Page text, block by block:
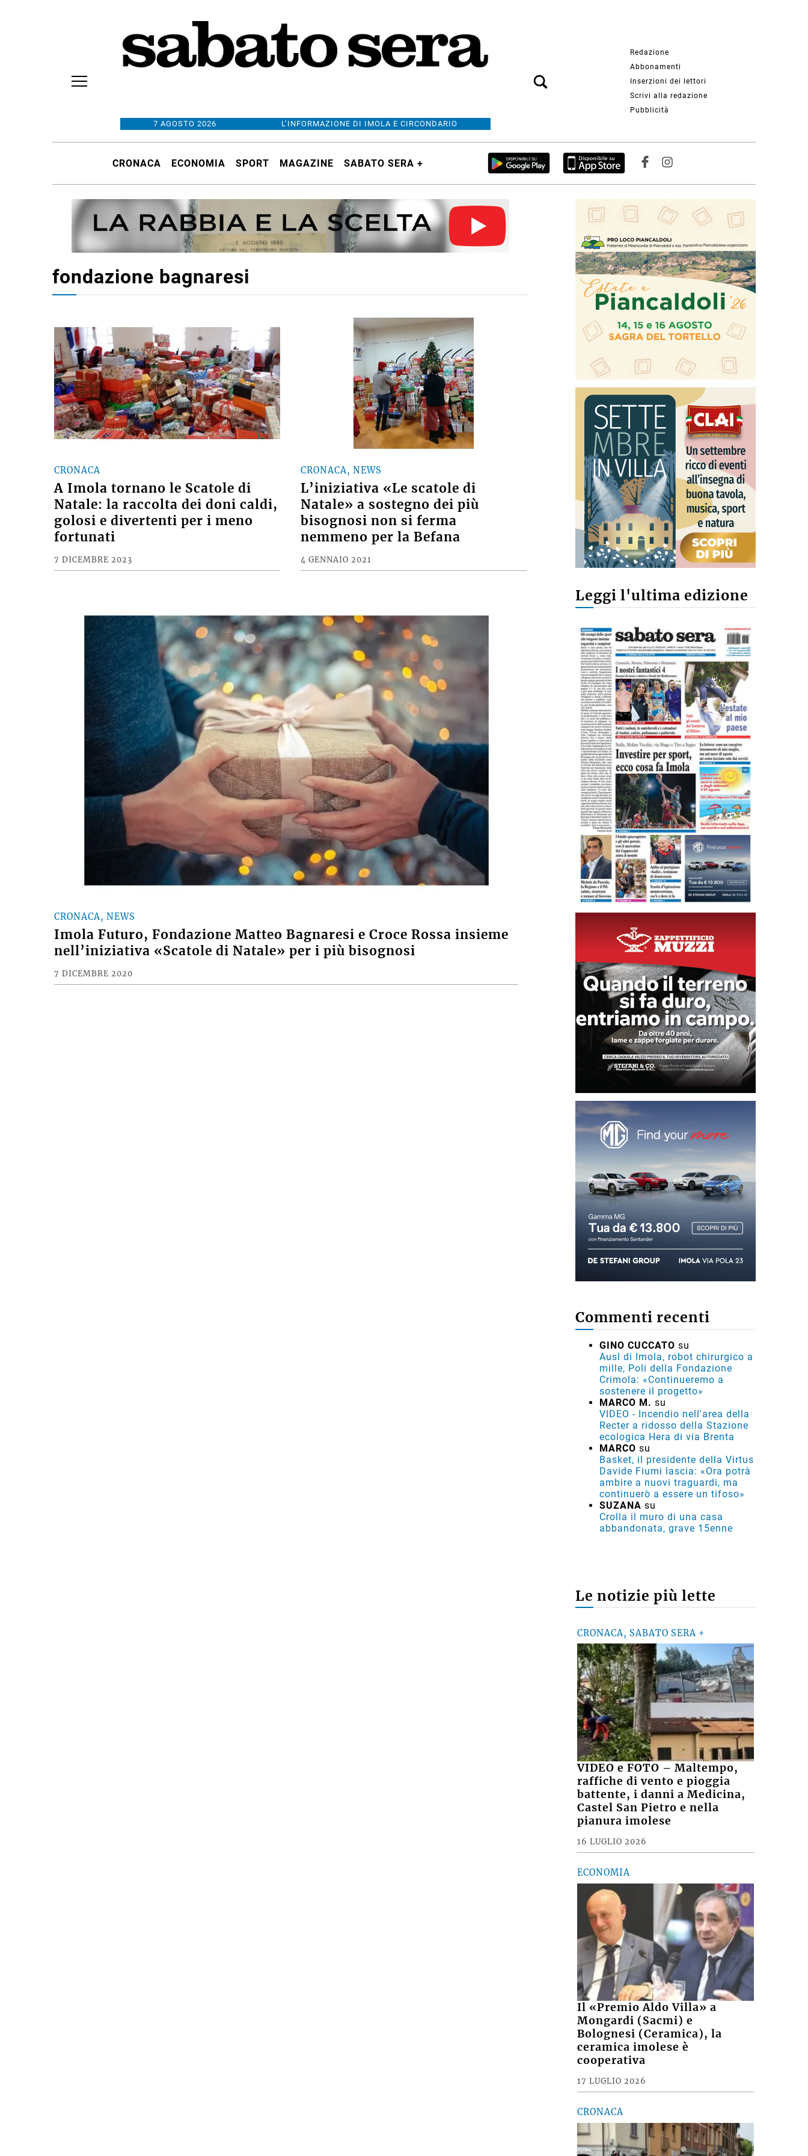
7 AGOSTO 2026 L’INFORMAZIONE DI IMOLA E CIRCONDARIO
Redazione
Abbonamenti
Inserzioni dei lettori
Scrivi alla redazione
Pubblicità
CRONACA ECONOMIA SPORT MAGAZINE SABATO SERA +
fondazione bagnaresi
CRONACA
A Imola tornano le Scatole di
Natale: la raccolta dei doni caldi,
golosi e divertenti per i meno
fortunati
7 DICEMBRE 2023
CRONACA, NEWS
L’iniziativa «Le scatole di
Natale» a sostegno dei più
bisognosi non si ferma
nemmeno per la Befana
4 GENNAIO 2021
CRONACA, NEWS
Imola Futuro, Fondazione Matteo Bagnaresi e Croce Rossa insieme
nell’iniziativa «Scatole di Natale» per i più bisognosi
7 DICEMBRE 2020
Leggi l'ultima edizione
Commenti recenti
GINO CUCCATO su
Ausl di Imola, robot chirurgico a
mille, Poli della Fondazione
Crimola: «Continueremo a
sostenere il progetto»
MARCO M. su
VIDEO - Incendio nell'area della
Recter a ridosso della Stazione
ecologica Hera di via Brenta
MARCO su
Basket, il presidente della Virtus
Davide Fiumi lascia: «Ora potrà
ambire a nuovi traguardi, ma
continuerò a essere un tifoso»
SUZANA su
Crolla il muro di una casa
abbandonata, grave 15enne
Le notizie più lette
CRONACA, SABATO SERA +
VIDEO e FOTO – Maltempo,
raffiche di vento e pioggia
battente, i danni a Medicina,
Castel San Pietro e nella
pianura imolese
16 LUGLIO 2026
ECONOMIA
Il «Premio Aldo Villa» a
Mongardi (Sacmi) e
Bolognesi (Ceramica), la
ceramica imolese è
cooperativa
17 LUGLIO 2026
CRONACA